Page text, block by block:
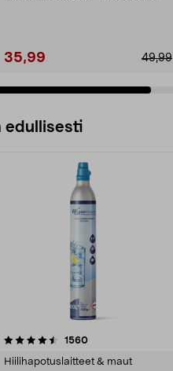
35,99 49,99
edullisesti
1560arvostelut
Hiilihapotuslaitteet & maut
4.5viidestä